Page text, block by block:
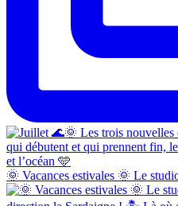
🌞 Vacances estivales 🌞 Le